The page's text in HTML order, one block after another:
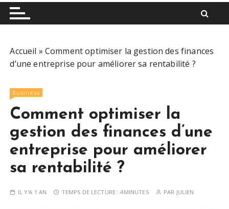
Accueil » Comment optimiser la gestion des finances
d’une entreprise pour améliorer sa rentabilité ?
Business
Comment optimiser la
gestion des finances d’une
entreprise pour améliorer
sa rentabilité ?
IL Y'A 1 AN TEMPS DE LECTURE :4MINUTES PAR JULIEN